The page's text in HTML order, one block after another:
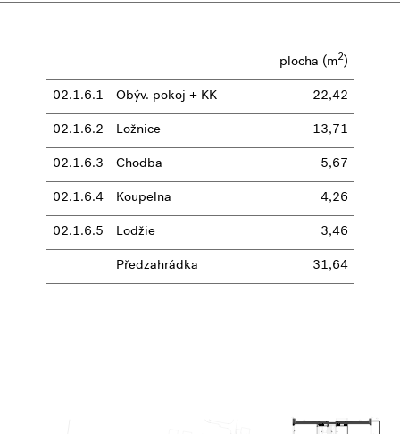
plocha (m2)
02.1.6.1 Obýv. pokoj + KK 22,42
02.1.6.2 Ložnice 13,71
02.1.6.3 Chodba 5,67
02.1.6.4 Koupelna 4,26
02.1.6.5 Lodžie 3,46
Předzahrádka 31,64